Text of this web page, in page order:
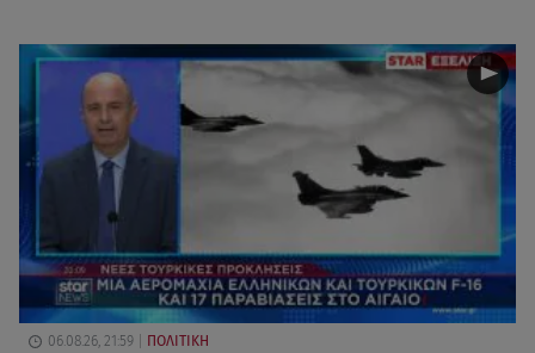
06.08.26, 21:59 ΠΟΛΙΤΙΚΗ